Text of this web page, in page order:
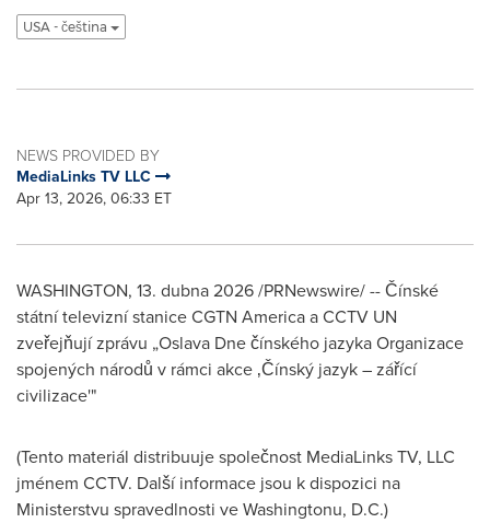
USA - čeština
NEWS PROVIDED BY
MediaLinks TV LLC
Apr 13, 2026, 06:33 ET
WASHINGTON, 13. dubna 2026/PRNewswire/ -- Čínské
státní televizní stanice CGTN America a CCTV UN
zveřejňují zprávu „Oslava Dne čínského jazyka Organizace
spojených národů v rámci akce ‚Čínský jazyk – zářící
civilizace'"
(Tento materiál distribuuje společnost MediaLinks TV, LLC
jménem CCTV. Další informace jsou k dispozici na
Ministerstvu spravedlnosti ve Washingtonu, D.C.)